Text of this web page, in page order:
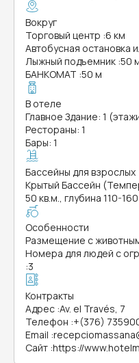
Вокруг
Торговый центр :6 км
Автобусная остановка
Лыжный подъемник :50
БАНКОМАТ :50 м
В отеле
Главное Здание: 1
Рестораны: 1
Бары: 1
Бассейны для взрослых
Крытый Бассейн
50 кв.м., глубина 110-
Особенности
Размещение с
Номера для людей с
:3
Контракты
Адрес :Av. el Través, 7
Телефон :+(376)
Email :
Сайт :https://